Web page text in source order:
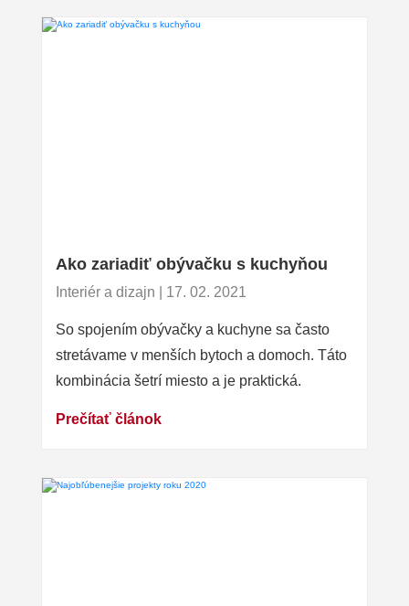
Ako zariadiť obývačku s kuchyňou
Interiér a dizajn | 17. 02. 2021
So spojením obývačky a kuchyne sa často
stretávame v menších bytoch a domoch. Táto
kombinácia šetrí miesto a je praktická.
Prečítať článok